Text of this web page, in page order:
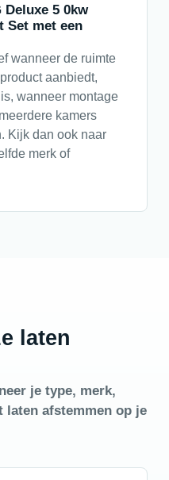
5 0kw
Set met een
wanneer de ruimte
aanbiedt,
wanneer montage
kamers
Kijk dan ook naar
merk of
laten
je type, merk,
afstemmen op je